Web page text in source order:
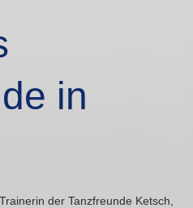
in
der Tanzfreunde Ketsch,